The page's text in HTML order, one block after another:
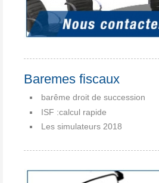
Baremes fiscaux
barême droit de succession
ISF :calcul rapide
Les simulateurs 2018